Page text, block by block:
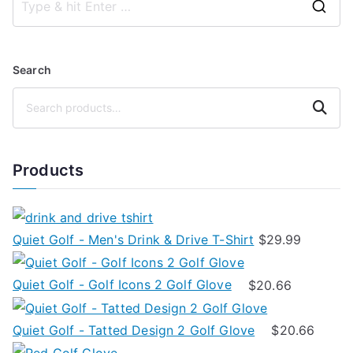
produit
peuvent
être
sur
la
page
produit
plusieurs
variations.
Les
options
être
choisies
sur
la
page
du
produit
h
r
Search
Search
Products
Quiet Golf - Men's Drink & Drive T-Shirt $29.99
Quiet Golf - Golf Icons 2 Golf Glove $20.66
Quiet Golf - Tatted Design 2 Golf Glove $20.66